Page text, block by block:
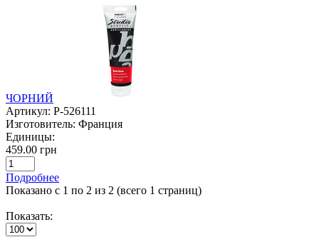
ЧОРНИЙ
Артикул: P-526111
Изготовитель: Франция
Единицы:
459.00 грн
Подробнее
Показано с 1 по 2 из 2 (всего 1 страниц)
Показать: